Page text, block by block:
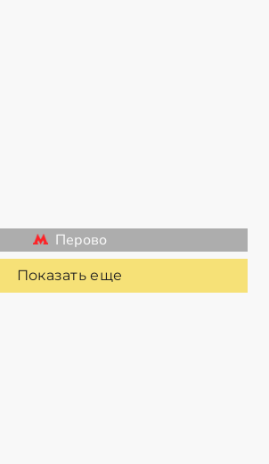
Перово
Показать еще